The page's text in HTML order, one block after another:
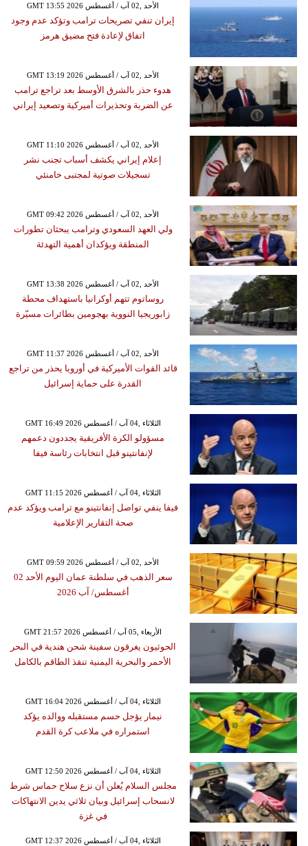
GMT 13:55 2026 الأحد ,02 آب / أغسطس
إيران تنفي تصريحات ترامب وتؤكد عدم وجود
اتفاق لإعادة فتح مضيق هرمز
GMT 13:19 2026 الأحد ,02 آب / أغسطس
هدوء حذر بالشرق الأوسط بعد تراجع ترامب
عن الضربة وتحذيرات أميركية وتصعيد إيراني
GMT 11:10 2026 الأحد ,02 آب / أغسطس
إعلام إيراني يكشف أسباب تجنب نشر
تسجيلات صوتية لمجتبى خامنئي
GMT 09:42 2026 الأحد ,02 آب / أغسطس
ولي العهد السعودي وترامب يبحثان تطورات
المنطقة ويؤكدان أهمية التهدئة
GMT 13:38 2026 الأحد ,02 آب / أغسطس
روساتوم تتهم أوكرانيا باستهداف محطة
زابوريجيا النووية بهجومين بطائرات مسيّرة
GMT 11:37 2026 الأحد ,02 آب / أغسطس
قائد القوات الأميركية في أوروبا يحذر من تراجع
القدرة على حماية إسرائيل
GMT 16:49 2026 الثلاثاء ,04 آب / أغسطس
مسؤولو الكرة الأفريقية يجددون دعمهم
لإنفانتينو قبل انتخابات رئاسة فيفا
GMT 11:15 2026 الثلاثاء ,04 آب / أغسطس
فيفا ينفي تواصل إنفانتينو مع ترامب ويؤكد عدم
صحة التقارير الإعلامية
GMT 09:59 2026 الأحد ,02 آب / أغسطس
سعر الذهب في سلطنة عمان اليوم الأحد 02
أغسطس/ آب 2026
GMT 21:57 2026 الأربعاء ,05 آب / أغسطس
الحوثيون يغرقون سفينة شحن هندية في البحر
الأحمر والبحرية اليمنية تنقذ الطاقم بالكامل
GMT 16:04 2026 الثلاثاء ,04 آب / أغسطس
نيمار يؤجل حسم مستقبله ووالده يؤكد
استمراره في ملاعب كرة القدم
GMT 12:50 2026 الثلاثاء ,04 آب / أغسطس
مجلس السلام يُعلن أن نزع سلاح حماس شرط
لانسحاب إسرائيل وبيان ثلاثي يدين الانتهاكات
في غزة
GMT 12:37 2026 الثلاثاء ,04 آب / أغسطس